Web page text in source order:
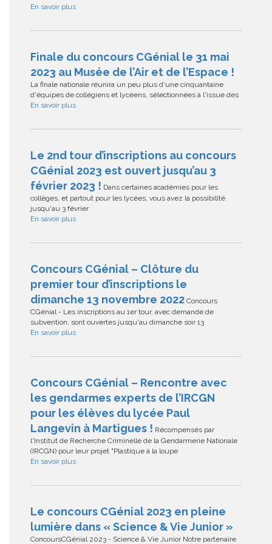
En savoir plus
Finale du concours CGénial le 31 mai
2023 au Musée de l’Air et de l’Espace !
La finale nationale réunira un peu plus d'une cinquantaine
d'équipes de collégiens et lycéens, sélectionnées à l'issue des
En savoir plus
Le 2nd tour d’inscriptions au concours
CGénial 2023 est ouvert jusqu’au 3
février 2023 ! Dans certaines académies pour les
collèges, et partout pour les lycées, vous avez la possibilité
jusqu'au 3 février
En savoir plus
Concours CGénial – Clôture du
premier tour d’inscriptions le
dimanche 13 novembre 2022 Concours
CGénial - Les inscriptions au 1er tour, avec demande de
subvention, sont ouvertes jusqu'au dimanche soir 13
En savoir plus
Concours CGénial – Rencontre avec
les gendarmes experts de l’IRCGN
pour les élèves du lycée Paul
Langevin à Martigues ! Récompensés par
l'Institut de Recherche Criminelle de la Gendarmerie Nationale
(IRCGN) pour leur projet "Plastique à la loupe
En savoir plus
Le concours CGénial 2023 en pleine
lumière dans « Science & Vie Junior »
ConcoursCGénial 2023 - Science & Vie Junior Notre partenaire